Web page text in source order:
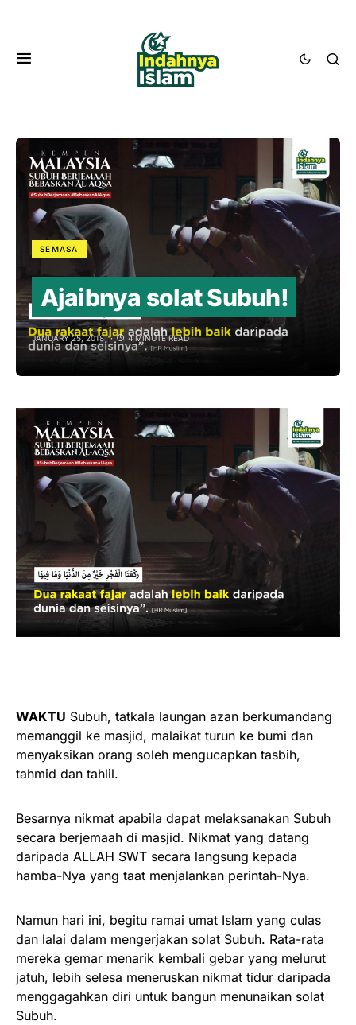
SEMASA
Ajaibnya solat Subuh!
JANUARY 25, 2018 4 MINUTE READ
WAKTU Subuh, tatkala laungan azan berkumandang
memanggil ke masjid, malaikat turun ke bumi dan
menyaksikan orang soleh mengucapkan tasbih,
tahmid dan tahlil.
Besarnya nikmat apabila dapat melaksanakan Subuh
secara berjemaah di masjid. Nikmat yang datang
daripada ALLAH SWT secara langsung kepada
hamba-Nya yang taat menjalankan perintah-Nya.
Namun hari ini, begitu ramai umat Islam yang culas
dan lalai dalam mengerjakan solat Subuh. Rata-rata
mereka gemar menarik kembali gebar yang melurut
jatuh, lebih selesa meneruskan nikmat tidur daripada
menggagahkan diri untuk bangun menunaikan solat
Subuh.